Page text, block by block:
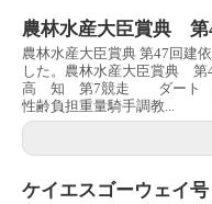
農林水産大臣賞典
農林水産大臣賞典 第47回建
した。農林水産大臣賞典 第
高 知 第7競走 ダート
性齢負担重量騎手調教...
ケイエスゴーウェイ